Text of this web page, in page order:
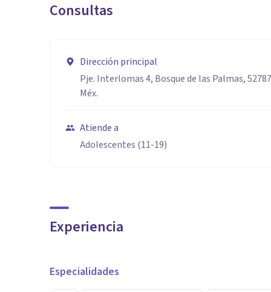
6. *Conocimiento teórico*: Poseo una sólida base en
Consultas
Dirección principal
Pje. Interlomas 4, Bosque de las Palmas,
Méx.
Atiende a
Adolescentes (11-19)
Experiencia
Especialidades